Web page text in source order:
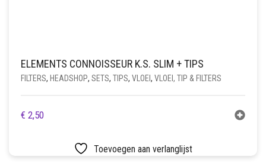
ELEMENTS CONNOISSEUR K.S. SLIM + TIPS
FILTERS, HEADSHOP, SETS, TIPS, VLOEI , VLOEI, TIP & FILTERS
€ 2,50
Toevoegen aan verlanglijst